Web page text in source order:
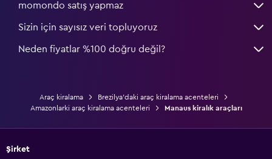
momondo satış yapmaz
Sizin için sayısız veri topluyoruz
Neden fiyatlar %100 doğru değil?
Araç kiralama
Brezilya'daki araç kiralama acenteleri
Amazonlarki araç kiralama acenteleri
Manaus kiralık araçları
Şirket